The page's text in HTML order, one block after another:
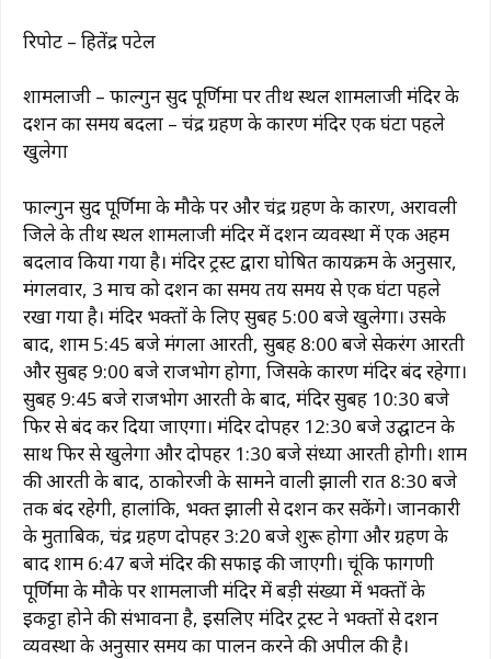
रिपोर्ट – हितेंद्र पटेल
शामलाजी – फाल्गुन सुद पूर्णिमा पर तीर्थ स्थल शामलाजी मंदिर के
दर्शन का समय बदला – चंद्र ग्रहण के कारण मंदिर एक घंटा पहले
खुलेगा
फाल्गुन सुद पूर्णिमा के मौके पर और चंद्र ग्रहण के कारण, अरावली
जिले के तीर्थ स्थल शामलाजी मंदिर में दर्शन व्यवस्था में एक अहम
बदलाव किया गया है। मंदिर ट्रस्ट द्वारा घोषित कार्यक्रम के अनुसार,
मंगलवार, 3 मार्च को दर्शन का समय तय समय से एक घंटा पहले
रखा गया है। मंदिर भक्तों के लिए सुबह 5:00 बजे खुलेगा। उसके
बाद, शाम 5:45 बजे मंगला आरती, सुबह 8:00 बजे सेकरंग आरती
और सुबह 9:00 बजे राजभोग होगा, जिसके कारण मंदिर बंद रहेगा।
सुबह 9:45 बजे राजभोग आरती के बाद, मंदिर सुबह 10:30 बजे
फिर से बंद कर दिया जाएगा। मंदिर दोपहर 12:30 बजे उद्घाटन के
साथ फिर से खुलेगा और दोपहर 1:30 बजे संध्या आरती होगी। शाम
की आरती के बाद, ठाकोरजी के सामने वाली झाली रात 8:30 बजे
तक बंद रहेगी, हालांकि, भक्त झाली से दर्शन कर सकेंगे। जानकारी
के मुताबिक, चंद्र ग्रहण दोपहर 3:20 बजे शुरू होगा और ग्रहण के
बाद शाम 6:47 बजे मंदिर की सफाई की जाएगी। चूंकि फागणी
पूर्णिमा के मौके पर शामलाजी मंदिर में बड़ी संख्या में भक्तों के
इकट्ठा होने की संभावना है, इसलिए मंदिर ट्रस्ट ने भक्तों से दर्शन
व्यवस्था के अनुसार समय का पालन करने की अपील की है।